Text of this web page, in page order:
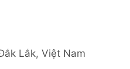
Lắk, Việt Nam